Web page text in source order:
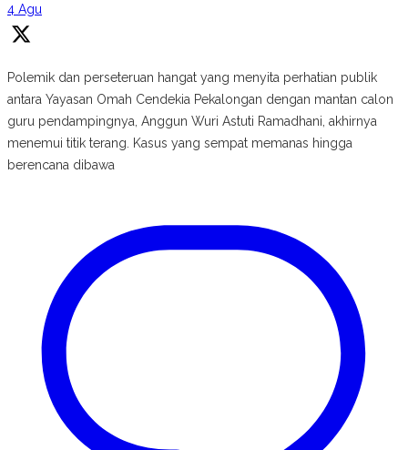
4 Agu
Polemik dan perseteruan hangat yang menyita perhatian publik
antara Yayasan Omah Cendekia Pekalongan dengan mantan calon
guru pendampingnya, Anggun Wuri Astuti Ramadhani, akhirnya
menemui titik terang. Kasus yang sempat memanas hingga
berencana dibawa